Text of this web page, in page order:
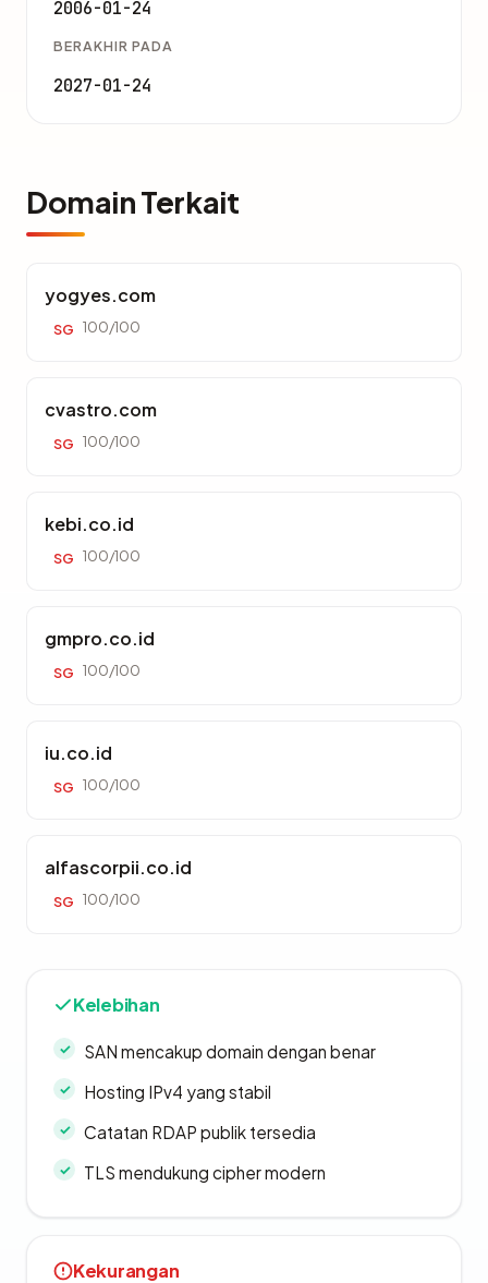
2006-01-24
BERAKHIR PADA
2027-01-24
Domain Terkait
yogyes.com
SG 100/100
cvastro.com
SG 100/100
kebi.co.id
SG 100/100
gmpro.co.id
SG 100/100
iu.co.id
SG 100/100
alfascorpii.co.id
SG 100/100
Kelebihan
SAN mencakup domain dengan benar
Hosting IPv4 yang stabil
Catatan RDAP publik tersedia
TLS mendukung cipher modern
Kekurangan